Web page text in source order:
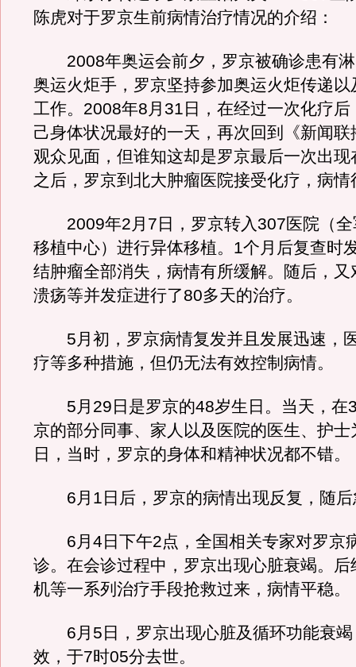
陈虎对于罗京生前病情治疗情况的介绍：
2008年奥运会前夕，罗京被确诊患有淋
奥运火炬手，罗京坚持参加奥运火炬传递以
工作。2008年8月31日，在经过一次化疗后
己身体状况最好的一天，再次回到《新闻联
观众见面，但谁知这却是罗京最后一次出现
之后，罗京到北大肿瘤医院接受化疗，病情
2009年2月7日，罗京转入307医院（全
移植中心）进行异体移植。1个月后复查时
结肿瘤全部消失，病情有所缓解。随后，又
溃疡等并发症进行了80多天的治疗。
5月初，罗京病情复发并且发展迅速，
疗等多种措施，但仍无法有效控制病情。
5月29日是罗京的48岁生日。当天，在
京的部分同事、家人以及医院的医生、护士
日，当时，罗京的身体和精神状况都不错。
6月1日后，罗京的病情出现反复，随后
6月4日下午2点，全国相关专家对罗京
诊。在会诊过程中，罗京出现心脏衰竭。后
机等一系列治疗手段抢救过来，病情平稳。
6月5日，罗京出现心脏及循环功能衰竭
效，于7时05分去世。